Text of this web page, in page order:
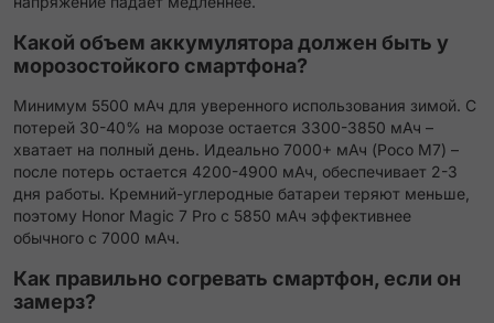
Какой объем аккумулятора должен быть у
морозостойкого смартфона?
Минимум 5500 мАч для уверенного использования зимой. С
потерей 30-40% на морозе остается 3300-3850 мАч –
хватает на полный день. Идеально 7000+ мАч (Poco M7) –
после потерь остается 4200-4900 мАч, обеспечивает 2-3
дня работы. Кремний-углеродные батареи теряют меньше,
поэтому Honor Magic 7 Pro с 5850 мАч эффективнее
обычного с 7000 мАч.
Как правильно согревать смартфон, если он
замерз?